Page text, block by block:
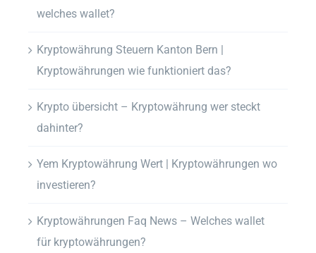
welches wallet?
Kryptowährung Steuern Kanton Bern |
Kryptowährungen wie funktioniert das?
Krypto übersicht – Kryptowährung wer steckt
dahinter?
Yem Kryptowährung Wert | Kryptowährungen wo
investieren?
Kryptowährungen Faq News – Welches wallet
für kryptowährungen?